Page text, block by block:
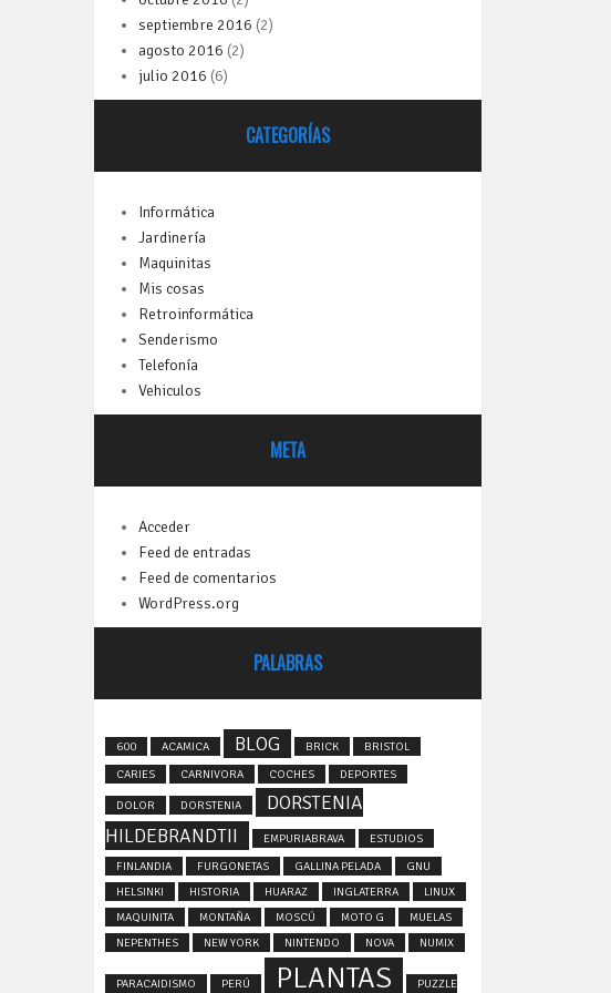
septiembre 2016 (2)
agosto 2016 (2)
julio 2016 (6)
CATEGORÍAS
Informática
Jardinería
Maquinitas
Mis cosas
Retroinformática
Senderismo
Telefonía
Vehiculos
META
Acceder
Feed de entradas
Feed de comentarios
WordPress.org
PALABRAS
600 ACAMICA BLOG BRICK
BRISTOL
CARIES
CARNIVORA COCHES DEPORTES
DOLOR DORSTENIA
DORSTENIA
HILDEBRANDTII
EMPURIABRAVA
ESTUDIOS
FINLANDIA
FURGONETAS GALLINA PELADA
GNU
HELSINKI
HISTORIA HUARAZ INGLATERRA
LINUX
MAQUINITA
MONTAÑA MOSCÚ MOTO G
MUELAS
NEPENTHES
NEW YORK NINTENDO NOVA NUMIX
PARACAIDISMO PERÚ PLANTAS PUZZLE